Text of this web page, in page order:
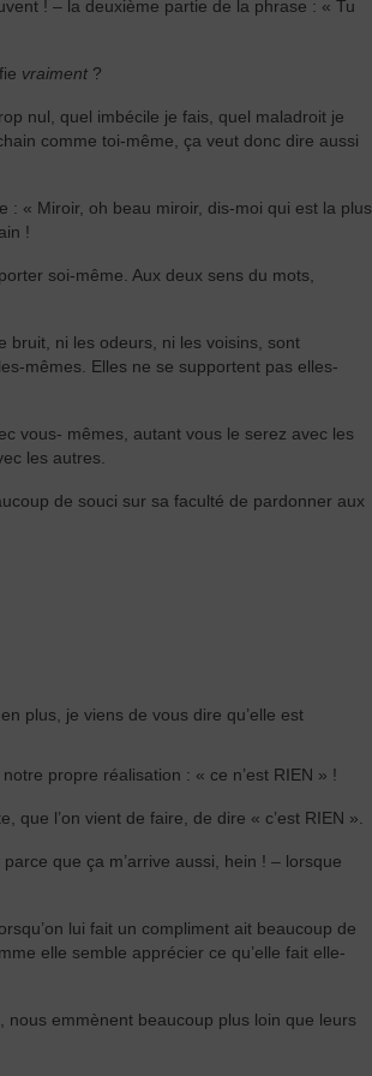
! – la deuxième partie de la phrase : « Tu
vraiment ?
nul, quel imbécile je fais, quel maladroit je
comme toi-même, ça veut donc dire aussi
« Miroir, oh beau miroir, dis-moi qui est la plus
!
soi-même. Aux deux sens du mots,
bruit, ni les odeurs, ni les voisins, sont
mêmes. Elles ne se supportent pas elles-
vous- mêmes, autant vous le serez avec les
les autres.
de souci sur sa faculté de pardonner aux
plus, je viens de vous dire qu’elle est
propre réalisation : « ce n’est RIEN » !
l’on vient de faire, de dire « c’est RIEN ».
que ça m’arrive aussi, hein ! – lorsque
lui fait un compliment ait beaucoup de
elle semble apprécier ce qu’elle fait elle-
emmènent beaucoup plus loin que leurs